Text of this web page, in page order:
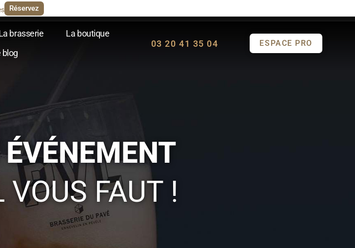
Réservez
brasserie
La boutique
blog
03 20 41 35 04 ESPACE PRO
VOUS FAUT !